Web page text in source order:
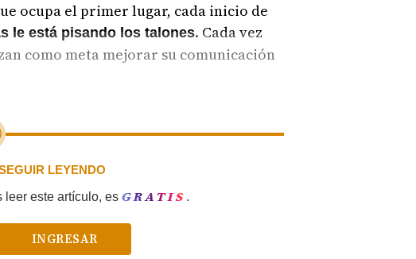
ocupa el primer lugar, cada inicio de
le está pisando los talones. Cada vez
como meta mejorar su comunicación
LEYENDO
leer este artículo, es GRATIS .
INGRESAR